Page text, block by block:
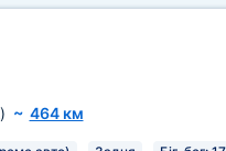
~ 464 км